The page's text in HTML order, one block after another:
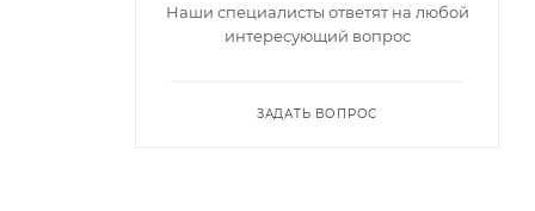
Наши специалисты ответят на любой
интересующий вопрос
ЗАДАТЬ ВОПРОС